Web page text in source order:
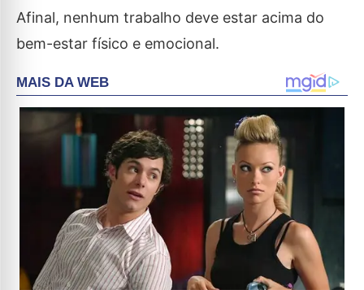
Afinal, nenhum trabalho deve estar acima do
bem-estar físico e emocional.